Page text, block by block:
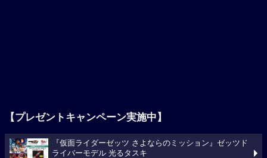
【プレゼントキャンペーン実施中】
『仮面ライダーゼッツ さよならのミッション』ゼッツド
ライバーモデル 光るタスキ